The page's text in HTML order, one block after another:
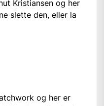
Kristiansen og her
slette den, eller la
og her er